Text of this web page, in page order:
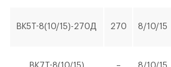
BK5T-8(10/15)-270Д 270 8/10/15